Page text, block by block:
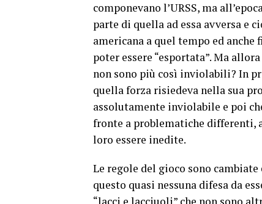
componevano l’URSS, ma
parte di quella ad essa avversa e
americana a quel tempo ed
poter essere “esportata”. Ma
non sono più così inviolabili? In
quella forza risiedeva nella sua
assolutamente inviolabile e poi
fronte a problematiche differenti,
loro essere inedite.
Le regole del gioco sono
questo quasi nessuna difesa da